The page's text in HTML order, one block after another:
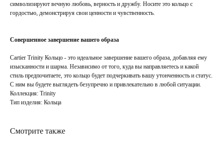
символизируют вечную любовь, верность и дружбу. Носите это кольцо с
гордостью, демонстрируя свои ценности и чувственность.
Совершенное завершение вашего образа
Cartier Trinity Кольцо - это идеальное завершение вашего образа, добавляя ему
изысканности и шарма. Независимо от того, куда вы направляетесь и какой
стиль предпочитаете, это кольцо будет подчеркивать вашу утонченность и статус.
С ним вы будете выглядеть безупречно и привлекательно в любой ситуации.
Коллекция: Trinity
Тип изделия: Кольца
Смотрите также